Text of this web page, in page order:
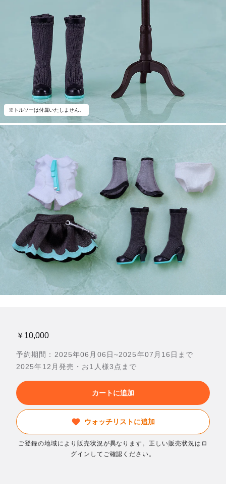
※トルソーは付属いたしません。
￥10,000
予約期間：2025年06月06日~2025年07月16日まで
2025年12月発売・お1人様3点まで
カートに追加
ウォッチリストに追加
ご登録の地域により販売状況が異なります。正しい販売状況はロ
グインしてご確認ください。